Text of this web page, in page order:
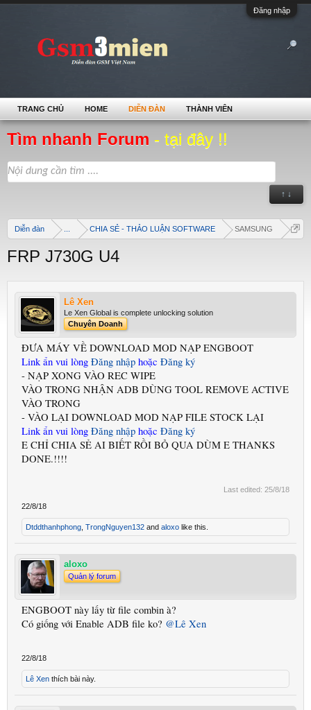
Đăng nhập
Tìm nhanh Forum - tại đây !!
↑ ↓
Diễn đàn CHIA SẺ - THẢO LUẬN SOFTWARE SAMSUNG
FRP J730G U4
Lê Xen
Le Xen Global is complete unlocking solution
Chuyên Doanh
ĐƯA MÁY VỀ DOWNLOAD MOD NẠP ENGBOOT
Link ẩn vui lòng Đăng nhập hoặc Đăng ký
- NẠP XONG VÀO REC WIPE
VÀO TRONG NHẬN ADB DÙNG TOOL REMOVE ACTIVE
VÀO TRONG
- VÀO LẠI DOWNLOAD MOD NẠP FILE STOCK LẠI
Link ẩn vui lòng Đăng nhập hoặc Đăng ký
E CHỈ CHIA SẺ AI BIẾT RỒI BỎ QUA DÙM E THANKS
DONE.!!!!
Last edited: 25/8/18
22/8/18
Dtddthanhphong TrongNguyen132 and aloxo like this.
aloxo
Quản lý forum
ENGBOOT này lấy từ file combin à?
Có giống với Enable ADB file ko? @Lê Xen
22/8/18
Lê Xen thích bài này.
TRANG CHỦ HOME DIỄN ĐÀN THÀNH VIÊN